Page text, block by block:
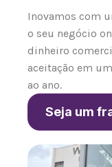
Inovamos com
o seu negócio
dinheiro
aceitação em
ao ano.
Seja um